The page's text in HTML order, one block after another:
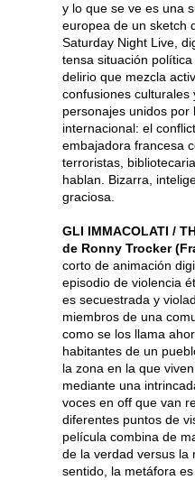
y lo que se ve es una
europea de un sketch
Saturday Night Live,
tensa situación
delirio que mezcla
confusiones
personajes unidos por
internacional: el
embajadora francesa
terroristas,
hablan. Bizarra,
graciosa.
GLI IMMACOLATI /
de Ronny Trocker
corto de animación
episodio de violencia
es secuestrada y
miembros de una
como se los llama
habitantes de un
la zona en la que
mediante una
voces en off que van
diferentes puntos de
película combina de
de la verdad versus la
sentido, la metáfora